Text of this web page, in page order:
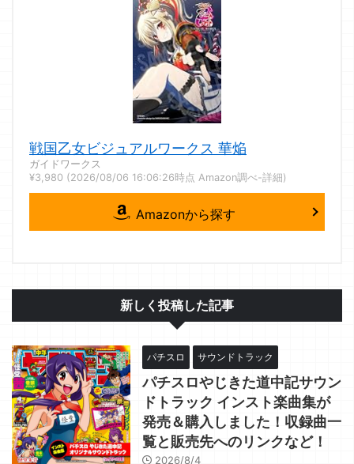
戦国乙女ビジュアルワークス 華焔
ガイドワークス
¥3,980 (2026/08/06 16:06:26時点 Amazon調べ-詳細)
Amazonから探す
新しく投稿した記事
パチスロ サウンドトラック
パチスロやじきた道中記サウン
ドトラック インスト楽曲集が
発売＆購入しました！収録曲一
覧と販売先へのリンクなど！
2026/8/4